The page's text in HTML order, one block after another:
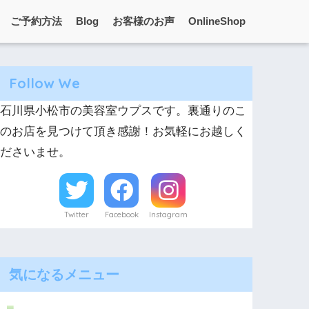
ご予約方法 Blog お客様のお声 OnlineShop
Follow We
石川県小松市の美容室ウプスです。裏通りのこ
のお店を見つけて頂き感謝！お気軽にお越しく
ださいませ。
Twitter Facebook Instagram
気になるメニュー